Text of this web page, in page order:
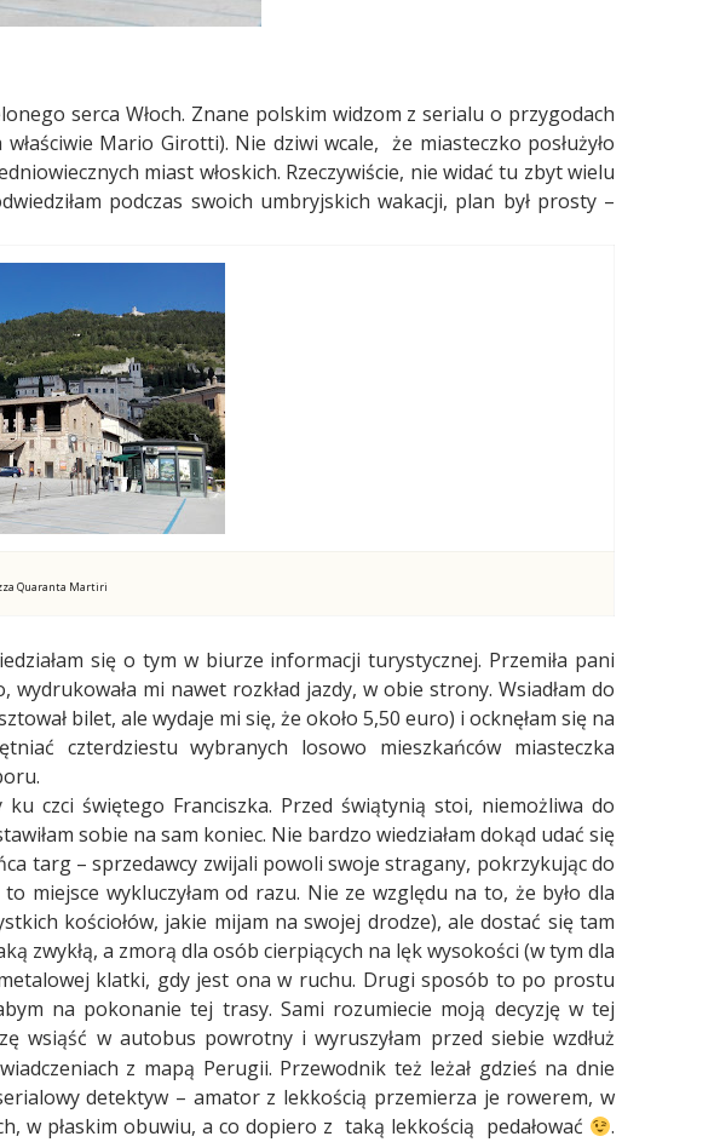
serca Włoch. Znane polskim widzom z serialu o przygodach
Mario Girotti). Nie dziwi wcale, że miasteczko posłużyło
miast włoskich. Rzeczywiście, nie widać tu zbyt wielu
podczas swoich umbryjskich wakacji, plan był prosty –
Quaranta Martiri
się o tym w biurze informacji turystycznej. Przemiła pani
mi nawet rozkład jazdy, w obie strony. Wsiadłam do
bilet, ale wydaje mi się, że około 5,50 euro) i ocknęłam się na
czterdziestu wybranych losowo mieszkańców miasteczka
czci świętego Franciszka. Przed świątynią stoi, niemożliwa do
sobie na sam koniec. Nie bardzo wiedziałam dokąd udać się
targ – sprzedawcy zwijali powoli swoje stragany, pokrzykując do
to miejsce wykluczyłam od razu. Nie ze względu na to, że było dla
kościołów, jakie mijam na swojej drodze), ale dostać się tam
zwykłą, a zmorą dla osób cierpiących na lęk wysokości (w tym dla
klatki, gdy jest ona w ruchu. Drugi sposób to po prostu
na pokonanie tej trasy. Sami rozumiecie moją decyzję w tej
wsiąść w autobus powrotny i wyruszyłam przed siebie wzdłuż
z mapą Perugii. Przewodnik też leżał gdzieś na dnie
detektyw – amator z lekkością przemierza je rowerem, w
w płaskim obuwiu, a co dopiero z taką lekkością pedałować
.